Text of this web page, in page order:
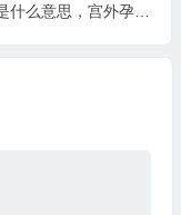
宫外孕是什么意思，宫外孕会影响以后的生育吗？